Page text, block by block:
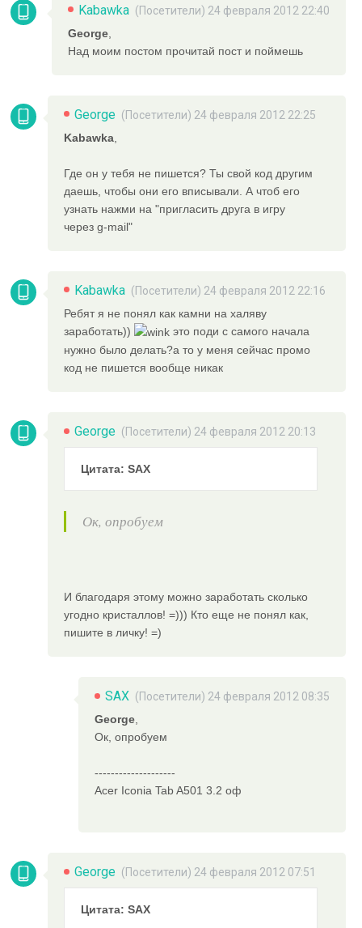
Kabawka (Посетители) 24 февраля 2012 22:40
George
Над моим постом прочитай пост и поймешь
George (Посетители) 24 февраля 2012 22:25
Kabawka
Где он у тебя не пишется? Ты свой код другим
даешь, чтобы они его вписывали. А чтоб его
узнать нажми на "пригласить друга в игру
через g-mail"
Kabawka (Посетители) 24 февраля 2012 22:16
Ребят я не понял как камни на халяву
заработать))
это поди с самого начала
нужно было делать?а то у меня сейчас промо
код не пишется вообще никак
George (Посетители) 24 февраля 2012 20:13
Цитата: SAX
Ок, опробуем
И благодаря этому можно заработать сколько
угодно кристаллов! =))) Кто еще не понял как,
пишите в личку! =)
SAX (Посетители) 24 февраля 2012 08:35
George,
Ок, опробуем
--------------------
Acer Iconia Tab A501 3.2 оф
George (Посетители) 24 февраля 2012 07:51
Цитата: SAX